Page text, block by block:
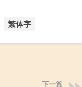
繁体字
下一篇